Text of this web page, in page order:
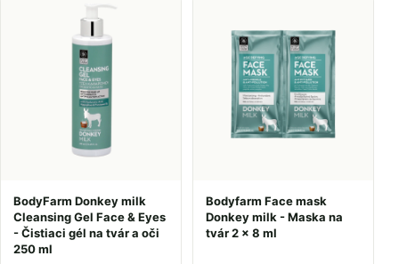
BodyFarm Donkey milk
Cleansing Gel Face & Eyes
- Čistiaci gél na tvár a oči
250 ml
Bodyfarm Face mask
Donkey milk - Maska na
tvár 2 x 8 ml